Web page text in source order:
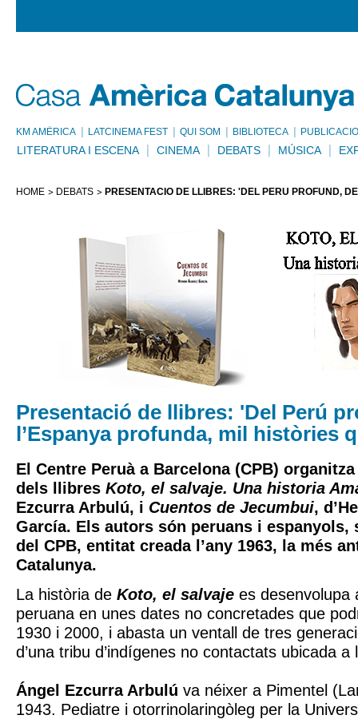
KM AMÈRICA LATCINEMA FEST QUI SOM BIBLIOTECA
LITERATURA I ESCENA CINEMA DEBATS MÚSICA
HOME DEBATS PRESENTACIÓ DE LLIBRES: 'DEL PERÚ PROFUND,
Presentació de llibres: 'Del Perú
l’Espanya profunda, mil històries
El Centre Peruà a Barcelona (CPB)
dels llibres Koto, el salvaje. Una historia
Ezcurra Arbulú, i Cuentos de Jecumbui,
García. Els autors són peruans i espanyols,
del CPB, entitat creada l’any 1963, la més
Catalunya.
La història de Koto, el salvaje es desenvolupa
peruana en unes dates no concretades que
1930 i 2000, i abasta un ventall de tres
d’una tribu d’indígenes no contactats ubicada a
Ángel Ezcurra Arbulú va néixer a Pimentel
1943. Pediatre i otorrinolaringòleg per la